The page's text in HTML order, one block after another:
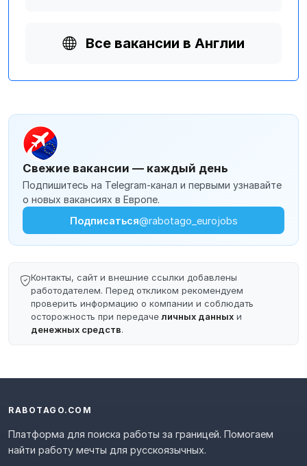
Все вакансии в Англии
Свежие вакансии — каждый день
Подпишитесь на Telegram-канал и первыми узнавайте
о новых вакансиях в Европе.
Подписаться@rabotago_eurojobs
Контакты, сайт и внешние ссылки добавлены
работодателем. Перед откликом рекомендуем
проверить информацию о компании и соблюдать
осторожность при передачеличных данных и
денежных средств.
RABOTAGO.COM
Платформа для поиска работы за границей. Помогаем
найти работу мечты для русскоязычных.